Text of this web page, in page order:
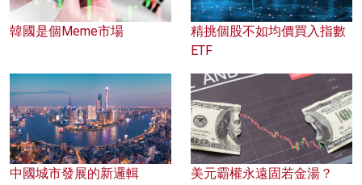
韓國是個Meme市場
精挑個股不如均價買入指數
ETF
中國城市發展的新邏輯 美元霸權永遠固若金湯？